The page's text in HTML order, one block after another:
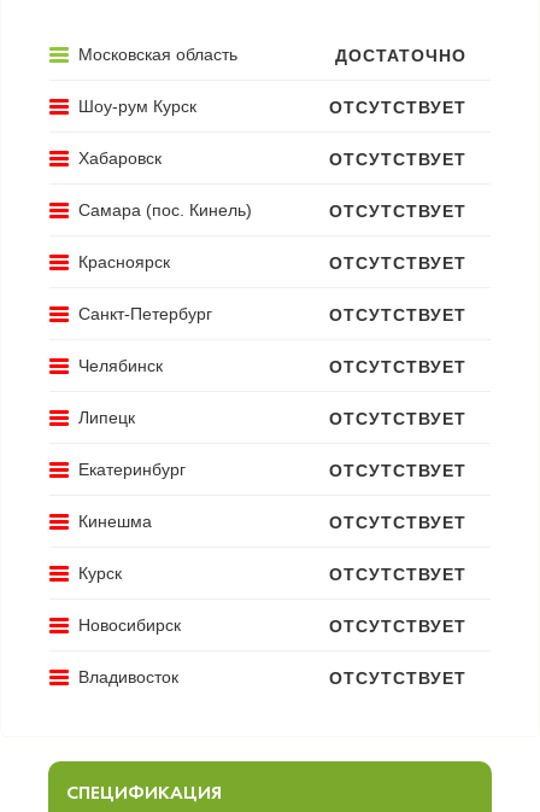
Московская область ДОСТАТОЧНО
Шоу-рум Курск ОТСУТСТВУЕТ
Хабаровск ОТСУТСТВУЕТ
Самара (пос. Кинель) ОТСУТСТВУЕТ
Красноярск ОТСУТСТВУЕТ
Санкт-Петербург ОТСУТСТВУЕТ
Челябинск ОТСУТСТВУЕТ
Липецк ОТСУТСТВУЕТ
Екатеринбург ОТСУТСТВУЕТ
Кинешма ОТСУТСТВУЕТ
Курск ОТСУТСТВУЕТ
Новосибирск ОТСУТСТВУЕТ
Владивосток ОТСУТСТВУЕТ
СПЕЦИФИКАЦИЯ